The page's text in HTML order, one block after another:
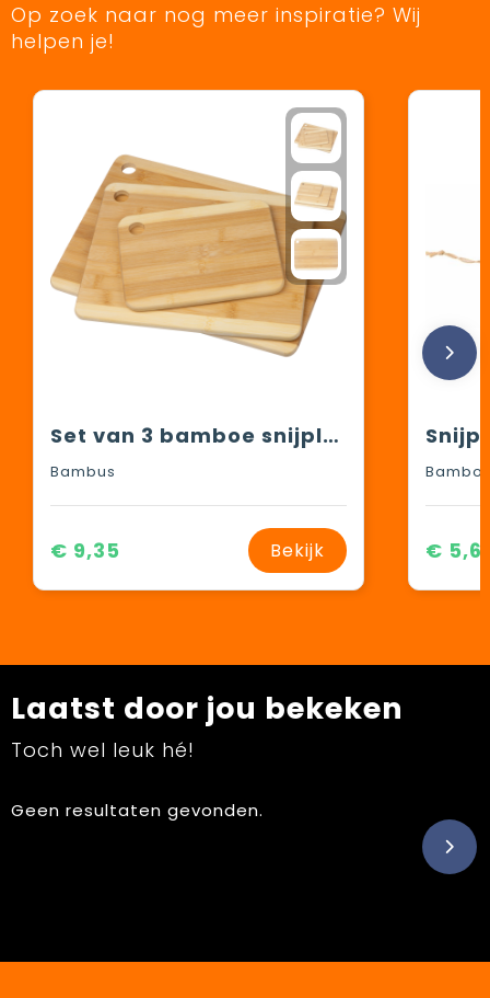
Op zoek naar nog meer inspiratie? Wij
helpen je!
Set van 3 bamboe snijplankjes
Bambus
€ 9,35 Bekijk €
Laatst door jou bekeken
Toch wel leuk hé!
Geen resultaten gevonden.